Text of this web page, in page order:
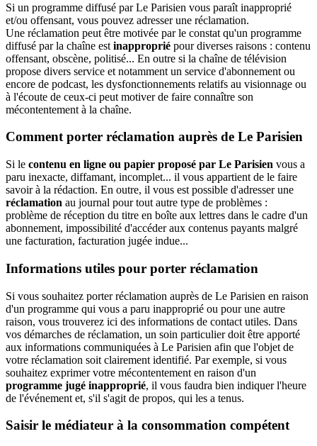
Si un programme diffusé par Le Parisien vous paraît inapproprié
et/ou offensant, vous pouvez adresser une réclamation.
Une réclamation peut être motivée par le constat qu'un programme
diffusé par la chaîne est inapproprié pour diverses raisons : contenu
offensant, obscène, politisé... En outre si la chaîne de télévision
propose divers service et notamment un service d'abonnement ou
encore de podcast, les dysfonctionnements relatifs au visionnage ou
à l'écoute de ceux-ci peut motiver de faire connaître son
mécontentement à la chaîne.
Comment porter réclamation auprès de Le Parisien
Si le contenu en ligne ou papier proposé par Le Parisien vous a
paru inexacte, diffamant, incomplet... il vous appartient de le faire
savoir à la rédaction. En outre, il vous est possible d'adresser une
réclamation au journal pour tout autre type de problèmes :
problème de réception du titre en boîte aux lettres dans le cadre d'un
abonnement, impossibilité d'accéder aux contenus payants malgré
une facturation, facturation jugée indue...
Informations utiles pour porter réclamation
Si vous souhaitez porter réclamation auprès de Le Parisien en raison
d'un programme qui vous a paru inapproprié ou pour une autre
raison, vous trouverez ici des informations de contact utiles. Dans
vos démarches de réclamation, un soin particulier doit être apporté
aux informations communiquées à Le Parisien afin que l'objet de
votre réclamation soit clairement identifié. Par exemple, si vous
souhaitez exprimer votre mécontentement en raison d'un
programme jugé inapproprié, il vous faudra bien indiquer l'heure
de l'événement et, s'il s'agit de propos, qui les a tenus.
Saisir le médiateur à la consommation compétent